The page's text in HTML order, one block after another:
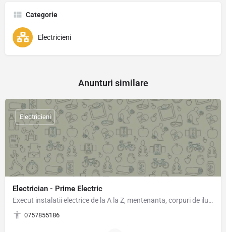
Categorie
Electricieni
Anunturi similare
Electrician - Prime Electric
Execut instalatii electrice de la A la Z, mentenanta, corpuri de iluminat, prize, intrerupatoare, tablouri,…
0757855186
Electricieni